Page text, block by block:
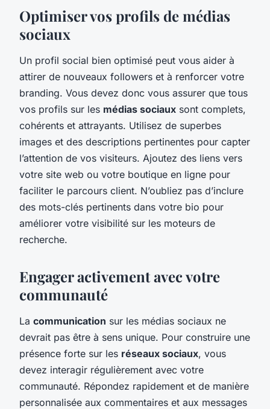
Optimiser vos profils de médias
sociaux
Un profil social bien optimisé peut vous aider à
attirer de nouveaux followers et à renforcer votre
branding. Vous devez donc vous assurer que tous
vos profils sur les médias sociaux sont complets,
cohérents et attrayants. Utilisez de superbes
images et des descriptions pertinentes pour capter
l’attention de vos visiteurs. Ajoutez des liens vers
votre site web ou votre boutique en ligne pour
faciliter le parcours client. N’oubliez pas d’inclure
des mots-clés pertinents dans votre bio pour
améliorer votre visibilité sur les moteurs de
recherche.
Engager activement avec votre
communauté
La communication sur les médias sociaux ne
devrait pas être à sens unique. Pour construire une
présence forte sur les réseaux sociaux, vous
devez interagir régulièrement avec votre
communauté. Répondez rapidement et de manière
personnalisée aux commentaires et aux messages